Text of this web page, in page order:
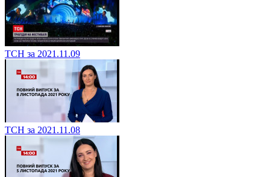
ТСН за 2021.11.09
ТСН за 2021.11.08